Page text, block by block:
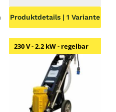
war:
235,20 €
Preis
ist:
110,00 €.
Produktdetails | 1 Variante
230 V - 2,2 kW - regelbar
DETAILS